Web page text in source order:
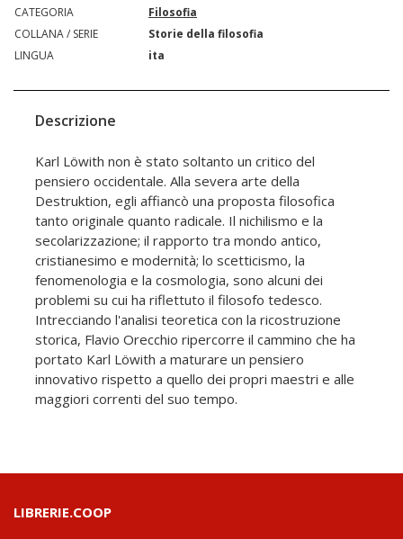
CATEGORIA
Filosofia
COLLANA / SERIE
Storie della filosofia
LINGUA
ita
Descrizione
Karl Löwith non è stato soltanto un critico del
pensiero occidentale. Alla severa arte della
Destruktion, egli affiancò una proposta filosofica
tanto originale quanto radicale. Il nichilismo e la
secolarizzazione; il rapporto tra mondo antico,
cristianesimo e modernità; lo scetticismo, la
fenomenologia e la cosmologia, sono alcuni dei
problemi su cui ha riflettuto il filosofo tedesco.
Intrecciando l'analisi teoretica con la ricostruzione
storica, Flavio Orecchio ripercorre il cammino che ha
portato Karl Löwith a maturare un pensiero
innovativo rispetto a quello dei propri maestri e alle
maggiori correnti del suo tempo.
LIBRERIE.COOP